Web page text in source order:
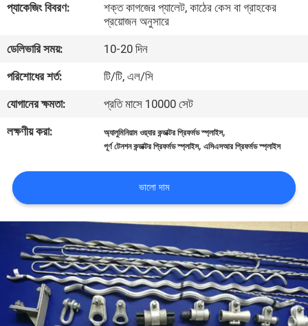
মান
নিয়ন্ত্রণ
আমাদের
সাথে
যোগাযোগ
উদ্ধৃতির
জন্য
আবেদন
VR
প্যাকেজিং বিবরণ:
শক্ত কাগজের প্যালেট, কাঠের কেস বা গ্রাহকের
প্রয়োজন অনুসারে
ডেলিভারি সময়:
10-20 দিন
পরিশোধের শর্ত:
টি/টি, এল/সি
যোগানের ক্ষমতা:
প্রতি মাসে 10000 সেট
লক্ষণীয় করা:
অ্যালুমিনিয়াম ওয়্যার কন্ডাক্টর প্রিফর্মড স্প্লাইস,
পূর্ণ টেনশন কন্ডাক্টর প্রিফর্মড স্প্লাইস,এসিএসআর প্রিফর্মড স্প্লাইস
ভালো দাম